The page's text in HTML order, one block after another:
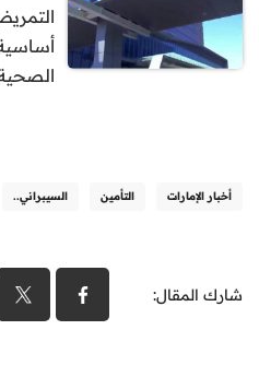
أخبار الإمارات التأمين السيبراني..
شارك المقال: